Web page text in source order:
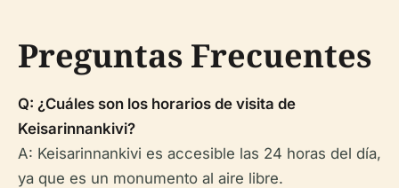
Preguntas Frecuentes
Q: ¿Cuáles son los horarios de visita de
Keisarinnankivi?
A: Keisarinnankivi es accesible las 24 horas del día,
ya que es un monumento al aire libre.